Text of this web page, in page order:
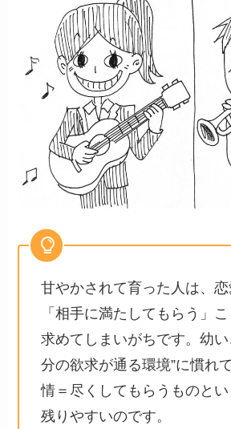
甘やかされて育った人は、
「相手に満たしてもらう」
求めてしまいがちです。幼い
分の欲求が通る環境”に慣れ
情＝尽くしてもらうものと
残りやすいのです。